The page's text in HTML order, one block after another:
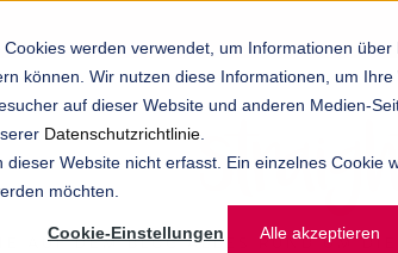
werden verwendet, um Informationen
können. Wir nutzen diese Informationen, um
auf dieser Website und anderen Medien-
Datenschutzrichtlinie
Website nicht erfasst. Ein einzelnes Cookie
möchten.
Cookie-Einstellungen Alle akzeptieren
AUF DEM BLOG ALLES RUND UM